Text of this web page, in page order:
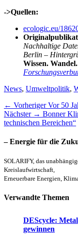
->Quellen:
ecologic.eu/
Nachhaltige
Berlin –
Wissen.
Kategorien
News, Umweltpolitik,
← Vorheriger
Beitrag:
Vor 50
Nächster → Nächster
Beitrag:
Bonner
technischen Bereichen“
– Energie für die
SOLARIFY, das
Kreislaufwirtschaft,
Erneuerbare Energien,
Verwandte Themen
DEScycle:
gewinnen